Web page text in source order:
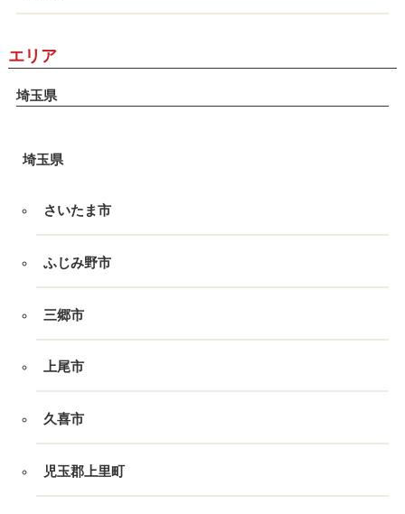
エリア
埼玉県
埼玉県
さいたま市
ふじみ野市
三郷市
上尾市
久喜市
児玉郡上里町